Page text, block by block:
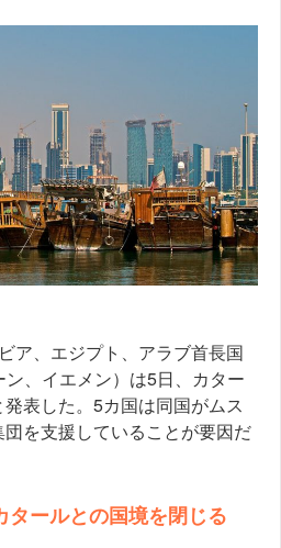
ア、エジプト、アラブ首長国
、イエメン）は5日、カター
表した。5カ国は同国がムス
を支援していることが要因だ
タールとの国境を閉じる